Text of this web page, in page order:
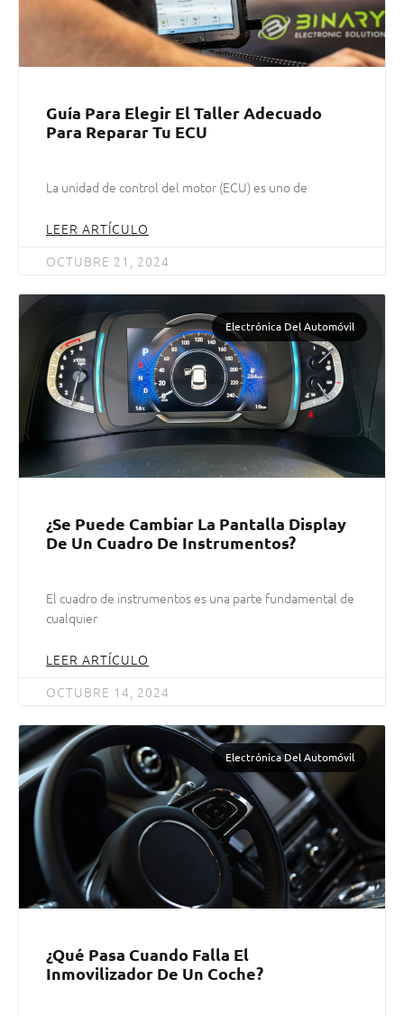
Guía Para Elegir El Taller Adecuado
Para Reparar Tu ECU
La unidad de control del motor (ECU) es uno de
LEER ARTÍCULO
OCTUBRE 21, 2024
Electrónica Del Automóvil
¿Se Puede Cambiar La Pantalla Display
De Un Cuadro De Instrumentos?
El cuadro de instrumentos es una parte fundamental de
cualquier
LEER ARTÍCULO
OCTUBRE 14, 2024
Electrónica Del Automóvil
¿Qué Pasa Cuando Falla El
Inmovilizador De Un Coche?